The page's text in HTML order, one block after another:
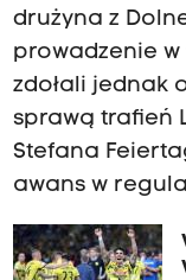
drużyna z
prowadzenie w
zdołali jednak
sprawą trafień
Stefana
awans w